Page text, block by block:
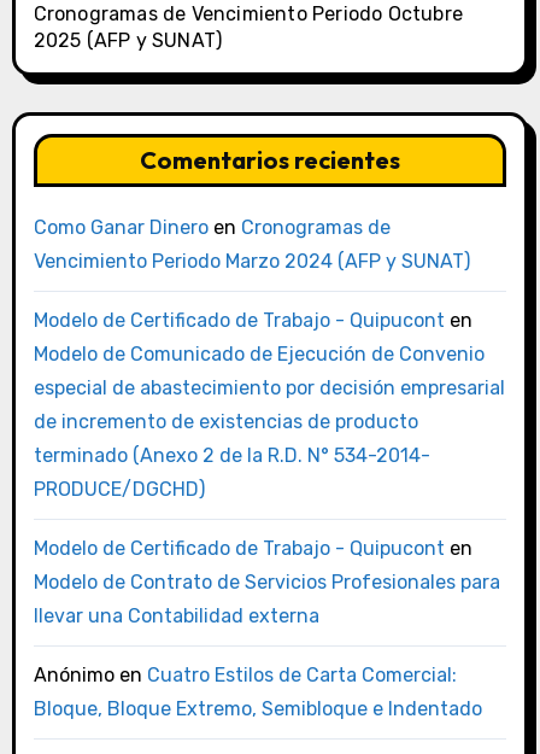
Cronogramas de Vencimiento Periodo Octubre
2025 (AFP y SUNAT)
Comentarios recientes
Como Ganar Dineroen Cronogramas de
Vencimiento Periodo Marzo 2024 (AFP y SUNAT)
Modelo de Certificado de Trabajo - Quipucont en
Modelo de Comunicado de Ejecución de Convenio
especial de abastecimiento por decisión empresarial
de incremento de existencias de producto
terminado (Anexo 2 de la R.D. N° 534-2014-
PRODUCE/DGCHD)
Modelo de Certificado de Trabajo - Quipucont en
Modelo de Contrato de Servicios Profesionales para
llevar una Contabilidad externa
Anónimoen Cuatro Estilos de Carta Comercial:
Bloque, Bloque Extremo, Semibloque e Indentado